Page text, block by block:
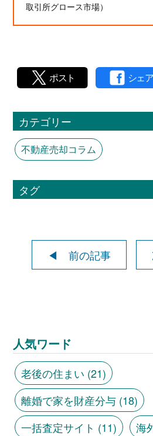
取引所グロース市場）
カテゴリー
不動産売却コラム
タグ
◀ 前の記事
人気ワード
老後の住まい (21)
離婚で家を財産分与(18)
一括査定サイト (11) 海